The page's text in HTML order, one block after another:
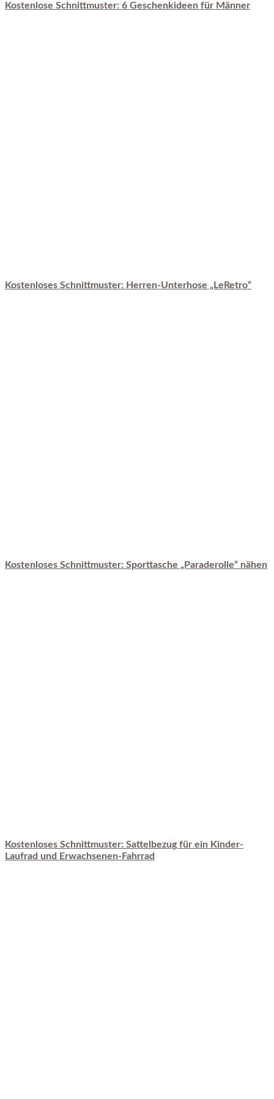
Kostenlose Schnittmuster: 6 Geschenkideen für Männer
Kostenloses Schnittmuster: Herren-Unterhose „LeRetro“
Kostenloses Schnittmuster: Sporttasche „Paraderolle“ nähen
Kostenloses Schnittmuster: Sattelbezug für ein Kinder-
Laufrad und Erwachsenen-Fahrrad